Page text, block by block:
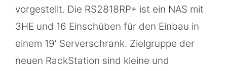
vorgestellt. Die RS2818RP+ ist ein NAS mit
3HE und 16 Einschüben für den Einbau in
einem 19′ Serverschrank. Zielgruppe der
neuen RackStation sind kleine und